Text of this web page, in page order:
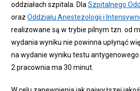
oddziałach szpitala. DlaSzpitalnego
orazOddziału Anestezologii i
realizowane są w trybie pilnym tzn. od
wydania wyniku nie powinna upłynąć
na wydanie wyniku testu antygenowego
2 pracownia ma 30 minut.